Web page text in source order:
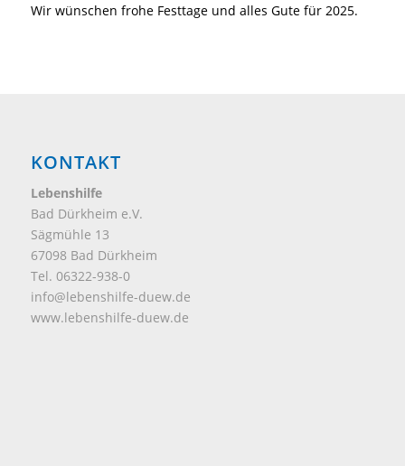
Wir wünschen frohe Festtage und alles Gute für 2025.
KONTAKT
Lebenshilfe
Bad Dürkheim e.V.
Sägmühle 13
67098 Bad Dürkheim
Tel. 06322-938-0
info@lebenshilfe-duew.de
www.lebenshilfe-duew.de